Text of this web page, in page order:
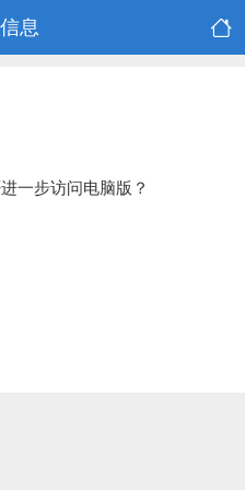
息
一步访问电脑版？